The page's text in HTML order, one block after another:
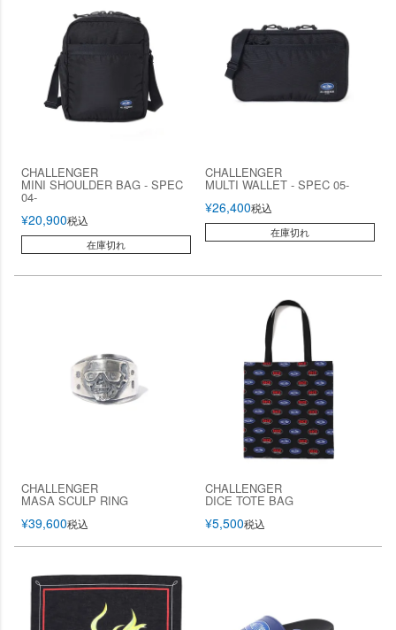
CHALLENGER
MINI SHOULDER BAG - SPEC
04-
¥20,900税込
在庫切れ
CHALLENGER
MULTI WALLET - SPEC 05-
¥26,400税込
在庫切れ
CHALLENGER
MASA SCULP RING
¥39,600税込
CHALLENGER
DICE TOTE BAG
¥5,500税込